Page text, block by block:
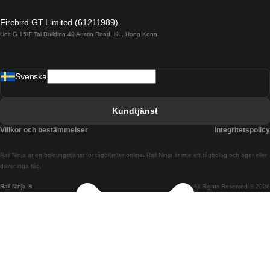
Tåg från Barcelona till Madrid
Tåg från Budapest till Bratislava
Firebird GT Limited (61211989)
Unit G 15/F Tal Building 49 Austin Road, KL, Hong Kong
Rail Ninja ® All Rights Reserved © 2026
Rail Ninja är en bokningstjänst för tågbiljetter online. Rail Ninja är inte ett tågbolag och äger eller
driver inga tåg.
Svenska
Kundtjänst
Villkor och bestämmelser Integritetspolicy